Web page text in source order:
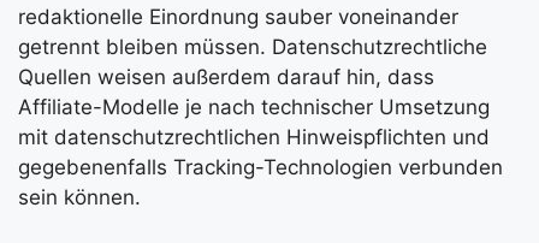
redaktionelle Einordnung sauber voneinander
getrennt bleiben müssen. Datenschutzrechtliche
Quellen weisen außerdem darauf hin, dass
Affiliate-Modelle je nach technischer Umsetzung
mit datenschutzrechtlichen Hinweispflichten und
gegebenenfalls Tracking-Technologien verbunden
sein können.